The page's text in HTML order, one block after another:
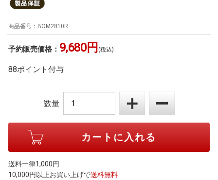
BOM2810R
予約販売価格： 9,680円 (税込)
88ポイント付与
数量
送料一律1,000円
10,000円以上お買い上げで送料無料